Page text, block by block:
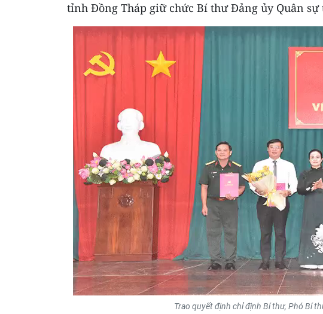
tỉnh Đồng Tháp giữ chức Bí thư Đảng ủy Quân
Trao quyết định chỉ định Bí thư, Phó Bí